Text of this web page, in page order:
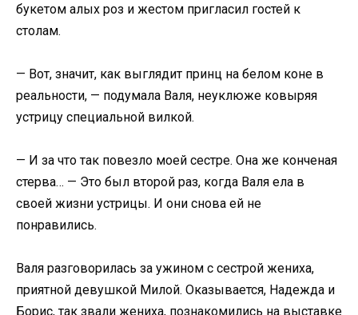
букетом алых роз и жестом пригласил гостей к
столам.​
​— Вот, значит, как выглядит принц на белом коне в
реальности, — подумала Валя, неуклюже ковыряя
устрицу специальной вилкой.​
​— И за что так повезло моей сестре. Она же конченая
стерва… — Это был второй раз, когда Валя ела в
своей жизни устрицы. И они снова ей не
понравились.​
​Валя разговорилась за ужином с сестрой жениха,
приятной девушкой Милой. Оказывается, Надежда и
Борис, так звали жениха, познакомились на выставке